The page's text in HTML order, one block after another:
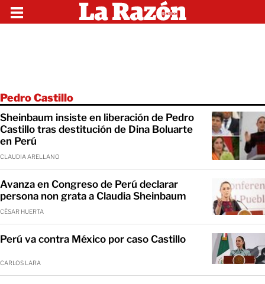
Pedro Castillo
Sheinbaum insiste en liberación de Pedro
Castillo tras destitución de Dina Boluarte
en Perú
CLAUDIA ARELLANO
Avanza en Congreso de Perú declarar
persona non grata a Claudia Sheinbaum
CÉSAR HUERTA
Perú va contra México por caso Castillo
CARLOS LARA